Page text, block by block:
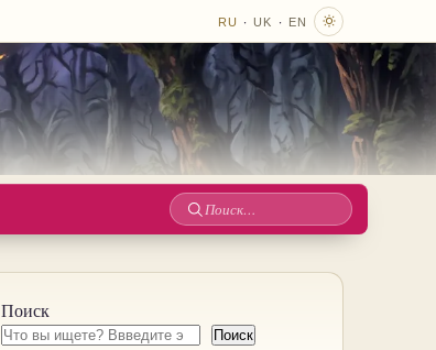
RU · UK · EN
Поиск
Поиск
Поиск